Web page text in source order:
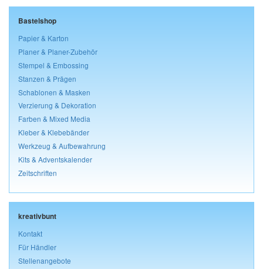
Bastelshop
Papier & Karton
Planer & Planer-Zubehör
Stempel & Embossing
Stanzen & Prägen
Schablonen & Masken
Verzierung & Dekoration
Farben & Mixed Media
Kleber & Klebebänder
Werkzeug & Aufbewahrung
Kits & Adventskalender
Zeitschriften
kreativbunt
Kontakt
Für Händler
Stellenangebote